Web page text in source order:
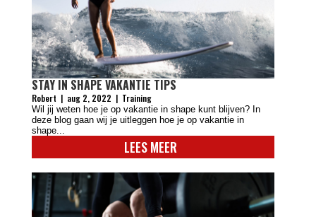
STAY IN SHAPE VAKANTIE TIPS
Robert | aug 2, 2022 | Training
Wil jij weten hoe je op vakantie in shape kunt blijven? In
deze blog gaan wij je uitleggen hoe je op vakantie in
shape...
LEES MEER